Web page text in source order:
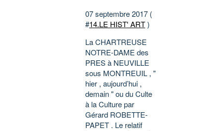
07 septembre 2017 (
#14.LE HIST' ART)
La CHARTREUSE
NOTRE-DAME des
PRES à NEUVILLE
sous MONTREUIL , "
hier , aujourd’hui ,
demain " ou du Culte
à la Culture par
Gérard ROBETTE-
PAPET . Le relatif